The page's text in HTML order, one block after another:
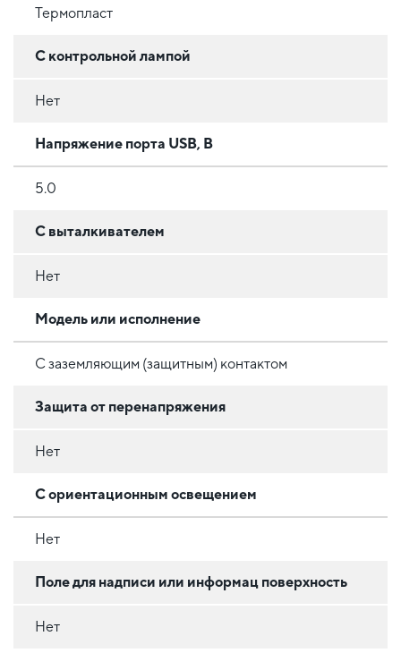
Термопласт
С контрольной лампой
Нет
Напряжение порта USB, В
5.0
С выталкивателем
Нет
Модель или исполнение
С заземляющим (защитным) контактом
Защита от перенапряжения
Нет
С ориентационным освещением
Нет
Поле для надписи или информац поверхность
Нет